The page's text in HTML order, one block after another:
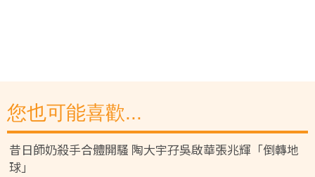
您也可能喜歡...
昔日師奶殺手合體開騷 陶大宇孖吳啟華張兆輝「倒轉地
球」